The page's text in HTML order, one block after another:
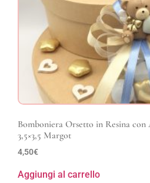
Bomboniera Orsetto in Resina
3,5×3,5 Margot
4,50€
Aggiungi al carrello